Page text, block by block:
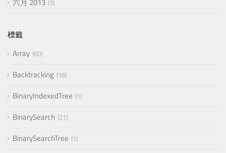
3
標籤
Array 60
Backtracking 18
BinaryIndexedTree 1
BinarySearch 21
BinarySearchTree 1